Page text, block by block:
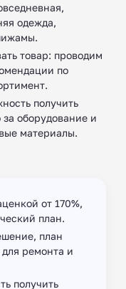
одежда,
товар: проводим
по
получить
оборудование и
материалы.
от 170%,
план.
план
ремонта и
получить